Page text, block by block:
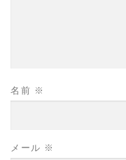
名前 ※
メール ※